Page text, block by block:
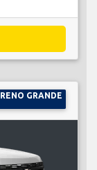
GRANDE